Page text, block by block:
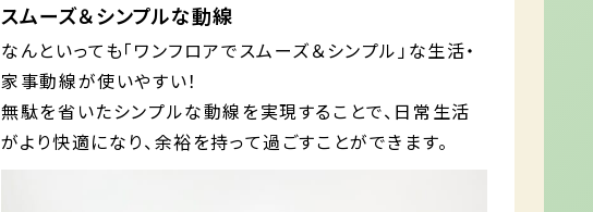
スムーズ＆シンプルな動線
なんといっても「ワンフロアでスムーズ＆シンプル」な生活・
家事動線が使いやすい！
無駄を省いたシンプルな動線を実現することで、日常生活
がより快適になり、余裕を持って過ごすことができます。